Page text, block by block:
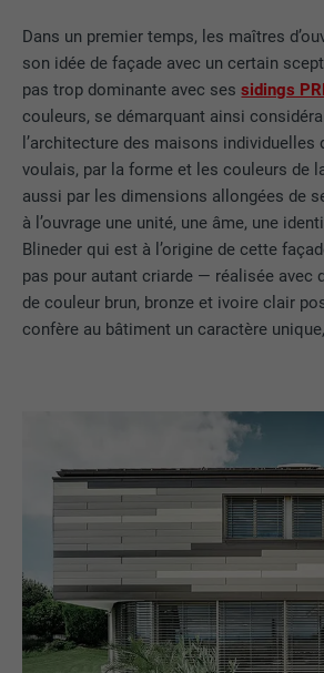
Dans un premier temps, les maîtres
son idée de façade avec un certain
pas trop dominante avec sessidings
couleurs, se démarquant ainsi
l’architecture des maisons individuelles
voulais, par la forme et les couleurs de
aussi par les dimensions allongées de
à l’ouvrage une unité, une âme, une
Blineder qui est à l’origine de cette
pas pour autant criarde — réalisée avec
de couleur brun, bronze et ivoire clair
confère au bâtiment un caractère